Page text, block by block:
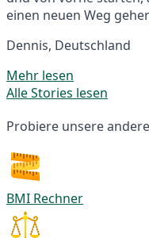
einen neuen Weg
Dennis, Deutschland
Mehr lesen
Alle Stories lesen
Probiere unsere
BMI Rechner